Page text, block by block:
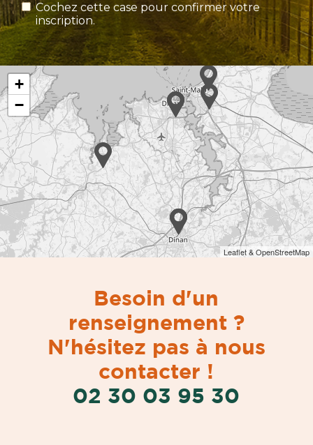
Cochez cette case pour confirmer votre
inscription.
Besoin d'un
renseignement ?
N'hésitez pas à nous
contacter !
02 30 03 95 30
+
−
Leaflet & OpenStreetMap